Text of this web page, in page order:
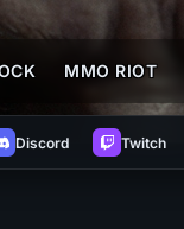
MMO RIOT
Discord Twitch